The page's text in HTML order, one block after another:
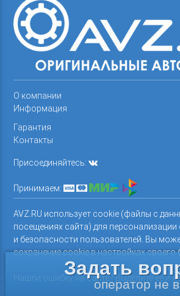
О компании
Информация
Гарантия
Контакты
Присоединяйтесь:
Принимаем:
AVZ.RU использует cookie (файлы с
посещениях сайта) для персонализации
и безопасности пользователей. Вы
сохранение cookie в настройках своего
Нашли ошибку на сайте? Выделите ее и
Задать
оператор не